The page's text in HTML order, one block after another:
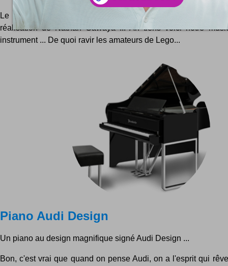
Le violoncelle en briques Lego ravira les architectes
réalisation de Nathan Sawaya ... Ah tiens voici notre
instrument ... De quoi ravir les amateurs de Lego...
Piano Audi Design
Un piano au design magnifique signé Audi Design ...
Bon, c'est vrai que quand on pense Audi, on a l'esprit qui